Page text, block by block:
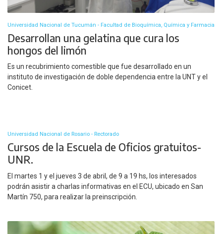
Universidad Nacional de Tucumán - Facultad de Bioquímica, Química y Farmacia
Desarrollan una gelatina que cura los
hongos del limón
Es un recubrimiento comestible que fue desarrollado en un
instituto de investigación de doble dependencia entre la UNT y el
Conicet.
Universidad Nacional de Rosario - Rectorado
Cursos de la Escuela de Oficios gratuitos-
UNR.
El martes 1 y el jueves 3 de abril, de 9 a 19 hs, los interesados
podrán asistir a charlas informativas en el ECU, ubicado en San
Martín 750, para realizar la preinscripción.